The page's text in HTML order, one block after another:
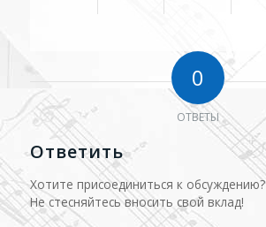
0
ОТВЕТЫ
Ответить
Хотите присоединиться к обсуждению?
Не стесняйтесь вносить свой вклад!